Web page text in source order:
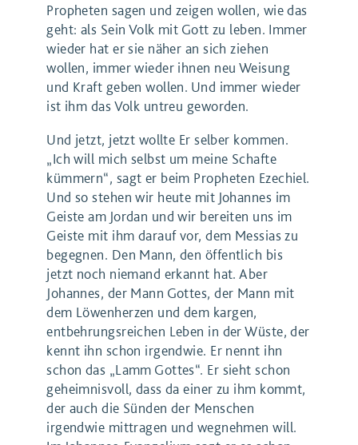
Propheten sagen und zeigen wollen, wie das
geht: als Sein Volk mit Gott zu leben. Immer
wieder hat er sie näher an sich ziehen
wollen, immer wieder ihnen neu Weisung
und Kraft geben wollen. Und immer wieder
ist ihm das Volk untreu geworden.
Und jetzt, jetzt wollte Er selber kommen.
„Ich will mich selbst um meine Schafte
kümmern“, sagt er beim Propheten Ezechiel.
Und so stehen wir heute mit Johannes im
Geiste am Jordan und wir bereiten uns im
Geiste mit ihm darauf vor, dem Messias zu
begegnen. Den Mann, den öffentlich bis
jetzt noch niemand erkannt hat. Aber
Johannes, der Mann Gottes, der Mann mit
dem Löwenherzen und dem kargen,
entbehrungsreichen Leben in der Wüste, der
kennt ihn schon irgendwie. Er nennt ihn
schon das „Lamm Gottes“. Er sieht schon
geheimnisvoll, dass da einer zu ihm kommt,
der auch die Sünden der Menschen
irgendwie mittragen und wegnehmen will.